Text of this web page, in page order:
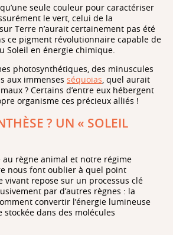
seule couleur pour caractériser
le vert, celui de la
Terre n’aurait certainement pas été
ce pigment révolutionnaire capable de
Soleil en énergie chimique.
photosynthétiques, des minuscules
aux immenses séquoias, quel aurait
? Certains d’entre eux hébergent
organisme ces précieux alliés !
? UN « SOLEIL
règne animal et notre régime
nous font oublier à quel point
repose sur un processus clé
par d’autres règnes : la
convertir l’énergie lumineuse
dans des molécules